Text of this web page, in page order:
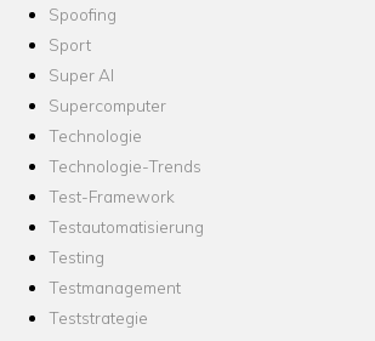
Spoofing
Sport
Super AI
Supercomputer
Technologie
Technologie-Trends
Test-Framework
Testautomatisierung
Testing
Testmanagement
Teststrategie